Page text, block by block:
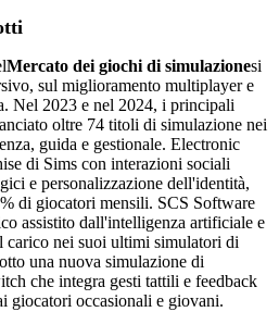
Mercato dei giochi di simulazionesi
sul miglioramento multiplayer e
Nel 2023 e nel 2024, i principali
oltre 74 titoli di simulazione nei
guida e gestionale. Electronic
di Sims con interazioni sociali
e personalizzazione dell'identità,
di giocatori mensili. SCS Software
assistito dall'intelligenza artificiale e
carico nei suoi ultimi simulatori di
una nuova simulazione di
che integra gesti tattili e feedback
giocatori occasionali e giovani.